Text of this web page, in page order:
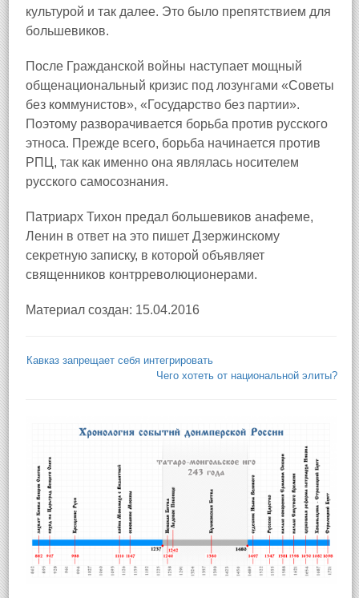
культурой и так далее. Это было препятствием для
большевиков.
После Гражданской войны наступает мощный
общенациональный кризис под лозунгами «Советы
без коммунистов», «Государство без партии».
Поэтому разворачивается борьба против русского
этноса. Прежде всего, борьба начинается против
РПЦ, так как именно она являлась носителем
русского самосознания.
Патриарх Тихон предал большевиков анафеме,
Ленин в ответ на это пишет Дзержинскому
секретную записку, в которой объявляет
священников контрреволюционерами.
Материал создан: 15.04.2016
Кавказ запрещает себя интегрировать
Чего хотеть от национальной элиты?